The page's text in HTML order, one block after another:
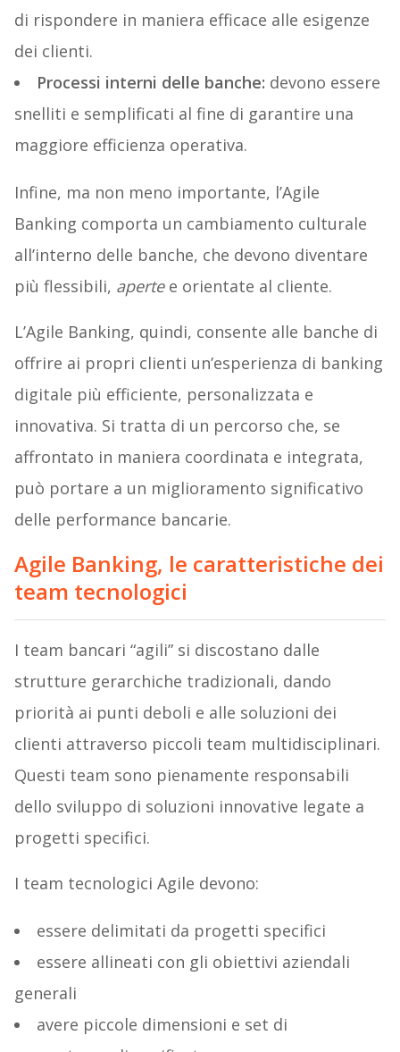
di rispondere in maniera efficace alle esigenze
dei clienti.
Processi interni delle banche: devono essere
snelliti e semplificati al fine di garantire una
maggiore efficienza operativa.
Infine, ma non meno importante, l’Agile
Banking comporta un cambiamento culturale
all’interno delle banche, che devono diventare
più flessibili, apertee orientate al cliente.
L’Agile Banking, quindi, consente alle banche di
offrire ai propri clienti un’esperienza di banking
digitale più efficiente, personalizzata e
innovativa. Si tratta di un percorso che, se
affrontato in maniera coordinata e integrata,
può portare a un miglioramento significativo
delle performance bancarie.
Agile Banking, le caratteristiche dei
team tecnologici
I team bancari “agili” si discostano dalle
strutture gerarchiche tradizionali, dando
priorità ai punti deboli e alle soluzioni dei
clienti attraverso piccoli team multidisciplinari.
Questi team sono pienamente responsabili
dello sviluppo di soluzioni innovative legate a
progetti specifici.
I team tecnologici Agile devono:
essere delimitati da progetti specifici
essere allineati con gli obiettivi aziendali
generali
avere piccole dimensioni e set di